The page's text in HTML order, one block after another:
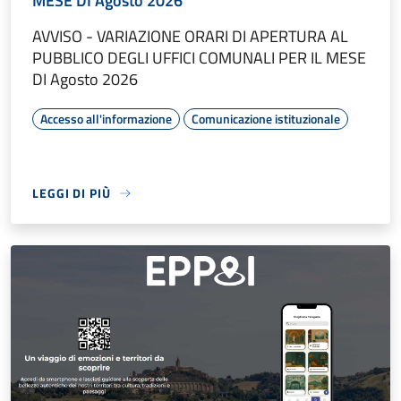
AVVISO - VARIAZIONE ORARI DI APERTURA AL
PUBBLICO DEGLI UFFICI COMUNALI PER IL MESE
DI Agosto 2026
Accesso all'informazione Comunicazione istituzionale
LEGGI DI PIÙ